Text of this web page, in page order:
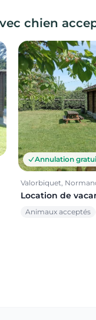
chien
Annulation
Valorbiquet,
Location de
Animaux acceptés